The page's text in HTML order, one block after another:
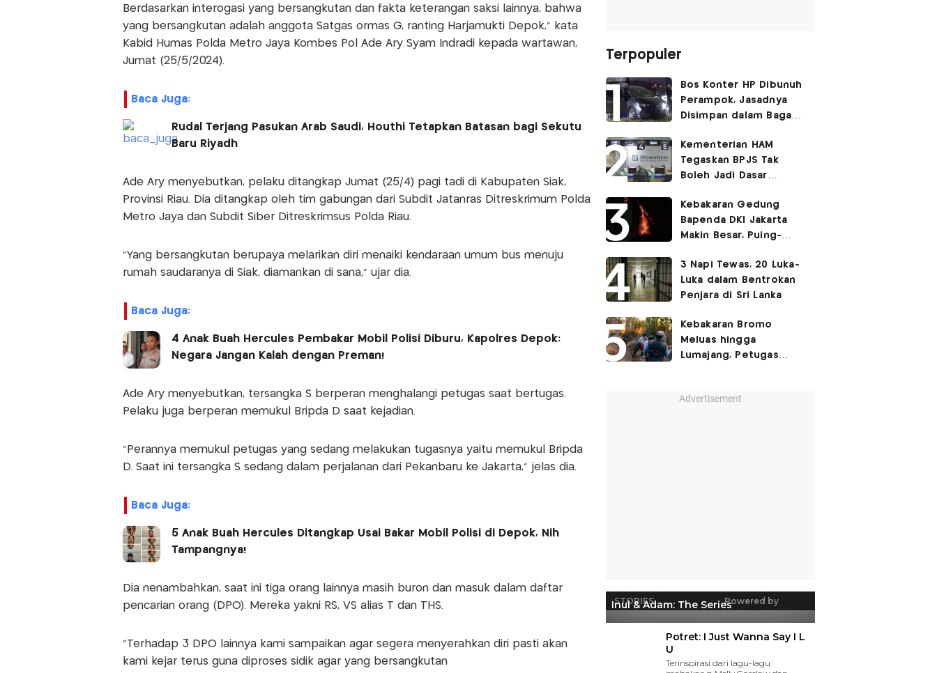
Berdasarkan interogasi yang bersangkutan dan fakta keterangan saksi lainnya, bahwa
yang bersangkutan adalah anggota Satgas ormas G, ranting Harjamukti Depok," kata
Kabid Humas Polda Metro Jaya Kombes Pol Ade Ary Syam Indradi kepada wartawan,
Jumat (25/5/2024).
Baca Juga:
Rudal Terjang Pasukan Arab Saudi, Houthi Tetapkan Batasan bagi Sekutu
Baru Riyadh
Ade Ary menyebutkan, pelaku ditangkap Jumat (25/4) pagi tadi di Kabupaten Siak,
Provinsi Riau. Dia ditangkap oleh tim gabungan dari Subdit Jatanras Ditreskrimum Polda
Metro Jaya dan Subdit Siber Ditreskrimsus Polda Riau.
"Yang bersangkutan berupaya melarikan diri menaiki kendaraan umum bus menuju
rumah saudaranya di Siak, diamankan di sana," ujar dia.
Baca Juga:
4 Anak Buah Hercules Pembakar Mobil Polisi Diburu, Kapolres Depok:
Negara Jangan Kalah dengan Preman!
Ade Ary menyebutkan, tersangka S berperan menghalangi petugas saat bertugas.
Pelaku juga berperan memukul Bripda D saat kejadian.
"Perannya memukul petugas yang sedang melakukan tugasnya yaitu memukul Bripda
D. Saat ini tersangka S sedang dalam perjalanan dari Pekanbaru ke Jakarta," jelas dia.
Baca Juga:
5 Anak Buah Hercules Ditangkap Usai Bakar Mobil Polisi di Depok, Nih
Tampangnya!
Dia nenambahkan, saat ini tiga orang lainnya masih buron dan masuk dalam daftar
pencarian orang (DPO). Mereka yakni RS, VS alias T dan THS.
"Terhadap 3 DPO lainnya kami sampaikan agar segera menyerahkan diri pasti akan
kami kejar terus guna diproses sidik agar yang bersangkutan
Terpopuler
Bos Konter HP Dibunuh
Perampok, Jasadnya
Disimpan dalam Bagasi
Kementerian HAM
Tegaskan BPJS Tak
Boleh Jadi Dasar
Layanan Kesehatan
Kebakaran Gedung
Bapenda DKI Jakarta
Makin Besar, Puing-
3 Napi Tewas, 20 Luka-
Luka dalam Bentrokan
Penjara di Sri Lanka
Kebakaran Bromo
Meluas hingga
Lumajang, Petugas
Advertisement